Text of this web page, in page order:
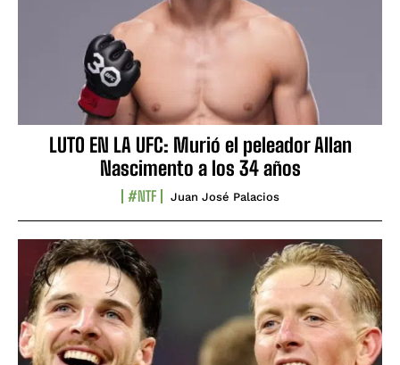
LUTO EN LA UFC: Murió el peleador Allan
Nascimento a los 34 años
#NTF Juan José Palacios